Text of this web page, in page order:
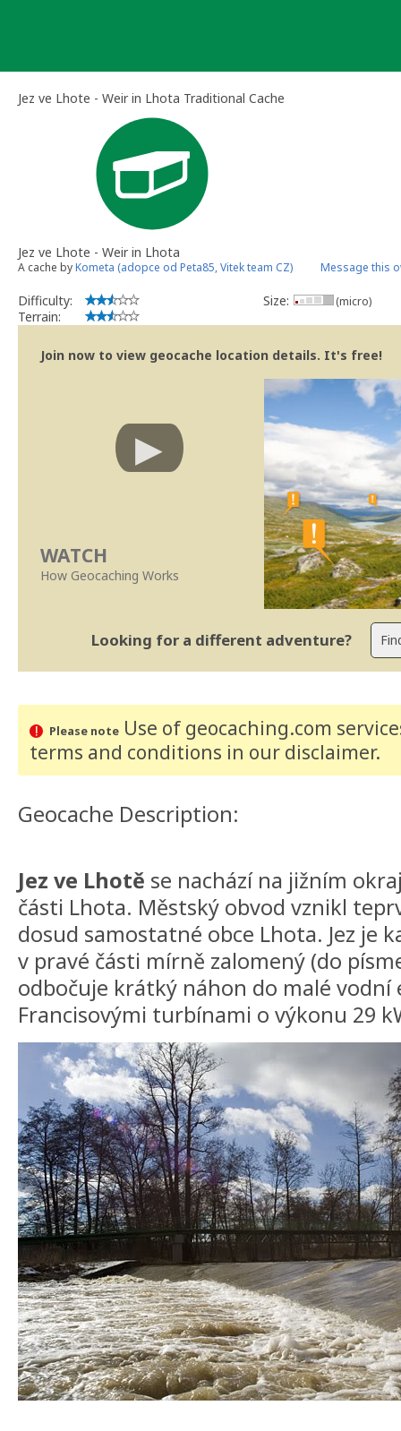
Jez ve Lhote - Weir in Lhota Traditional Cache
Jez ve Lhote - Weir in Lhota
A cache byKometa (adopce od Peta85, Vitek team CZ) Message this
Difficulty:
Terrain:
Size: (micro)
Join now to view geocache location details. It's free!
WATCH
How Geocaching Works
Looking for a different adventure?
Please noteUse of geocaching.com
terms and conditions in our disclaimer.
Geocache Description:
Jez ve Lhotě se nachází na jižním
části Lhota. Městský obvod vznikl
dosud samostatné obce Lhota. Jez je
v pravé části mírně zalomený (do
odbočuje krátký náhon do malé vodní
Francisovými turbínami o výkonu 29